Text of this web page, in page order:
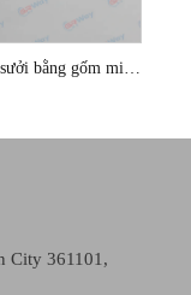
Phần tử sưởi bằng gốm micro 100W
City 361101,